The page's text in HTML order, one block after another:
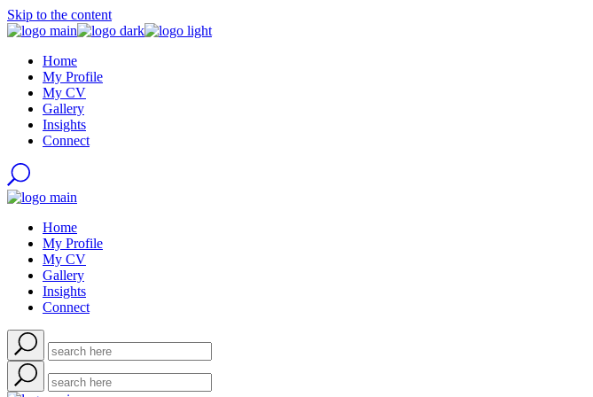
Skip to the content
Home
My Profile
My CV
Gallery
Insights
Connect
Home
My Profile
My CV
Gallery
Insights
Connect